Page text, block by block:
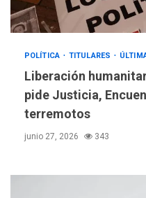
POLÍTICA TITULARES
Liberación
pide Justicia,
terremotos
junio 27, 2026 343